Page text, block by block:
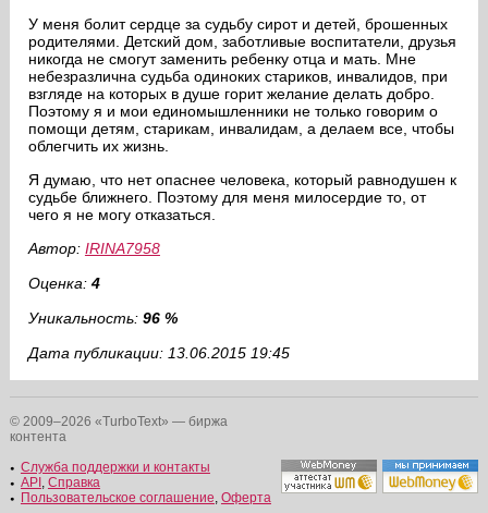
У меня болит сердце за судьбу сирот и детей, брошенных
родителями. Детский дом, заботливые воспитатели, друзья
никогда не смогут заменить ребенку отца и мать. Мне
небезразлична судьба одиноких стариков, инвалидов, при
взгляде на которых в душе горит желание делать добро.
Поэтому я и мои единомышленники не только говорим о
помощи детям, старикам, инвалидам, а делаем все, чтобы
облегчить их жизнь.
Я думаю, что нет опаснее человека, который равнодушен к
судьбе ближнего. Поэтому для меня милосердие то, от
чего я не могу отказаться.
Автор: IRINA7958
Оценка: 4
Уникальность: 96 %
Дата публикации: 13.06.2015 19:45
© 2009–2026 «TurboText» — биржа
контента
Служба поддержки и контакты
API , Справка
Пользовательское соглашение, Оферта